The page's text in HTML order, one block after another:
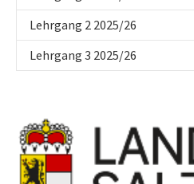
Lehrgang 2 2025/26
Lehrgang 3 2025/26